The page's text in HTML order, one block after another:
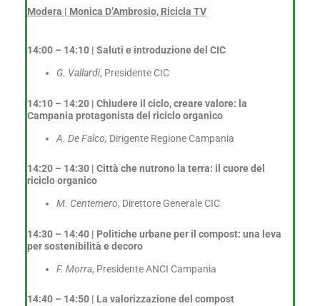
Modera | Monica D’Ambrosio, Ricicla TV
14:00 – 14:10 | Saluti e introduzione del CIC
G. Vallardi, Presidente CIC
14:10 – 14:20 | Chiudere il ciclo, creare valore: la
Campania protagonista del riciclo organico
A. De Falco, Dirigente Regione Campania
14:20 – 14:30 | Città che nutrono la terra: il cuore del
riciclo organico
M. Centemero, Direttore Generale CIC
14:30 – 14:40 | Politiche urbane per il compost: una leva
per sostenibilità e decoro
F. Morra, Presidente ANCI Campania
14:40 – 14:50 | La valorizzazione del compost